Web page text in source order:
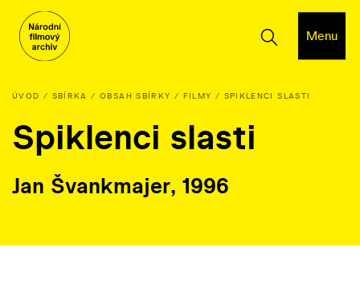
Menu
ÚVOD SBÍRKA OBSAH SBÍRKY FILMY SPIKLENCI SLASTI
Spiklenci slasti
Jan Švankmajer, 1996